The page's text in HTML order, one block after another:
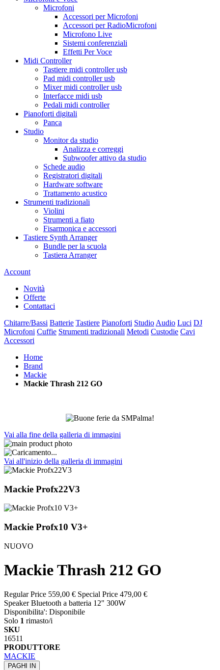
Microfoni
Accessori per Microfoni
Accessori per RadioMicrofoni
Microfono Live
Sistemi conferenziali
Effetti Per Voce
Midi Controller
Tastiere midi controller usb
Pad midi controller usb
Mixer midi controller usb
Interfacce midi usb
Pedali midi controller
Pianoforti digitali
Panca
Studio
Monitor da studio
Analizza e correggi
Subwoofer attivo da studio
Schede audio
Registratori digitali
Hardware software
Trattamento acustico
Strumenti tradizionali
Violini
Strumenti a fiato
Fisarmonica e accessori
Tastiere Synth Arranger
Bundle per la scuola
Tastiera Arranger
Account
Novità
Offerte
Contattaci
Chitarre/Bassi Batterie Tastiere Pianoforti Studio Audio Luci DJ
Microfoni Cuffie Strumenti tradizionali Metodi Custodie Cavi
Accessori
Home
Brand
Mackie
Mackie Thrash 212 GO
Vai alla fine della galleria di immagini
Vai all'inizio della galleria di immagini
Mackie Profx22V3
Mackie Profx10 V3+
NUOVO
Mackie Thrash 212 GO
Regular Price 559,00 € Special Price 479,00 €
Speaker Bluetooth a batteria 12" 300W
Disponibilita': Disponibile
Solo 1 rimasto/i
SKU
16511
PRODUTTORE
MACKIE
PAGHI IN